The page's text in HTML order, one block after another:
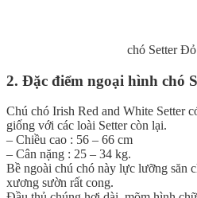
chó Setter
2. Đặc điểm ngoại hình chó
Chú chó Irish Red and White Setter
giống với các loài Setter còn lại.
– Chiều cao : 56 – 66 cm
– Cân nặng : 25 – 34 kg.
Bề ngoài chú chó này lực lưỡng săn
xương sườn rất cong.